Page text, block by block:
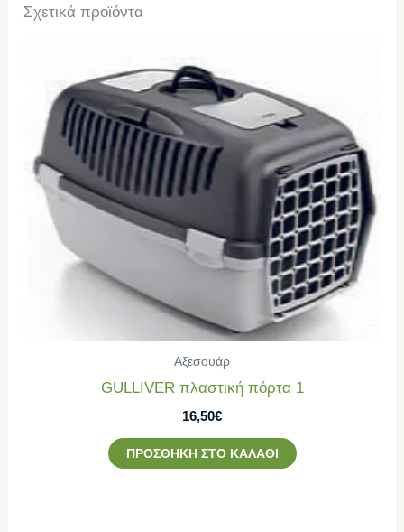
Σχετικά προϊόντα
Αξεσουάρ
GULLIVER πλαστική πόρτα 1
16,50€
ΠΡΟΣΘΉΚΗ ΣΤΟ ΚΑΛΆΘΙ